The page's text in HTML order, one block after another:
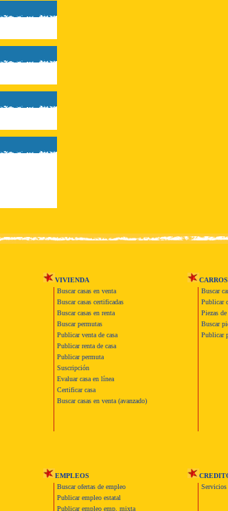
VIVIENDA
Buscar casas en venta
Buscar casas certificadas
Buscar casas en renta
Buscar permutas
Publicar venta de casa
Publicar renta de casa
Publicar permuta
Suscripción
Evaluar casa en línea
Certificar casa
Buscar casas en venta (avanzado)
CARROS
Buscar
Publicar
Piezas de
Buscar
Publicar
EMPLEOS
Buscar ofertas de empleo
Publicar empleo estatal
Publicar empleo emp. mixta